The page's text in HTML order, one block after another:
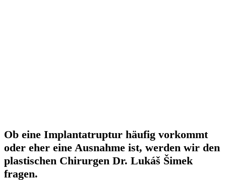
Ob eine Implantatruptur häufig vorkommt
oder eher eine Ausnahme ist, werden wir den
plastischen Chirurgen Dr. Lukáš Šimek
fragen.